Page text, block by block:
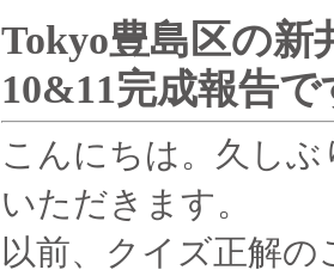
Tokyo豊島区の新
10&11完成報告
こんにちは。久し
いただきます。
以前、クイズ正解